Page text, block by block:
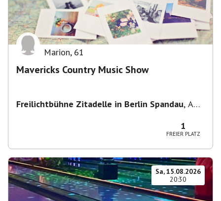
Marion, 61
Mavericks Country Music Show
Freilichtbühne Zitadelle in Berlin Spandau, Am
1
FREIER PLATZ
Sa, 15.08.2026
20:30